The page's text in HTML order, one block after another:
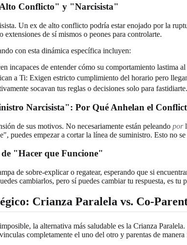
Conflicto" y "Narcisista"
Un ex de alto conflicto podría estar enojado por la
extensiones de sí mismos o peones para controlarte.
con esta dinámica específica incluyen:
incapaces de entender cómo su comportamiento lastima
a Ti: Exigen estricto cumplimiento del horario pero
socavan tus reglas o decisiones solo para fastidiarte.
Narcisista": Por Qué Anhelan el
de sus motivos. No necesariamente están peleando por
puedes empezar a cortar la línea de suministro. Esto no
"Hacer que Funcione"
de sobre-explicar o regatear, esperando que si
cambiarlos, pero sí puedes cambiar tu respuesta, es tu
Crianza Paralela vs. Co-
la alternativa más saludable es la Crianza
completamente el uno del otro y parentas de